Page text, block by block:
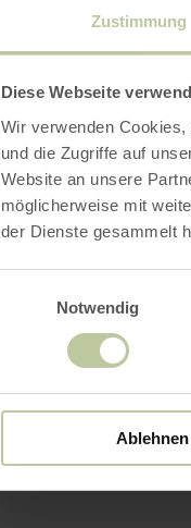
Zustimmung
Diese Webseite
Wir verwenden
und die Zugriffe auf
Website an unsere
möglicherweise mit
der Dienste gesammelt
Notwendig
Ablehnen